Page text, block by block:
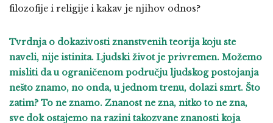
filozofije i religije i kakav je njihov odnos?
Tvrdnja o dokazivosti znanstvenih teorija koju ste
naveli, nije istinita. Ljudski život je privremen. Možemo
misliti da u ograničenom području ljudskog postojanja
nešto znamo, no onda, u jednom trenu, dolazi smrt. Što
zatim? To ne znamo. Znanost ne zna, nitko to ne zna,
sve dok ostajemo na razini takozvane znanosti koja